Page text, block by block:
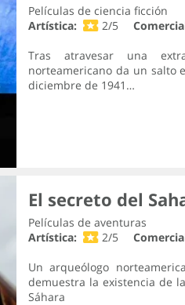
Películas de ciencia ficción
Artística:
2/5
Tras atravesar una
norteamericano da un salto
diciembre de 1941…
El secreto del
Películas de aventuras
Artística:
2/5
Un arqueólogo
demuestra la existencia de
Sáhara